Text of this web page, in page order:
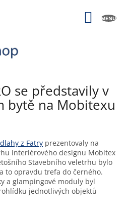
se představily v
bytě na Mobitexu
z Fatry prezentovaly na
interiérového designu Mobitex
Stavebního veletrhu bylo
to opravdu trefa do černého.
a glampingové moduly byl
jednotlivých objektů